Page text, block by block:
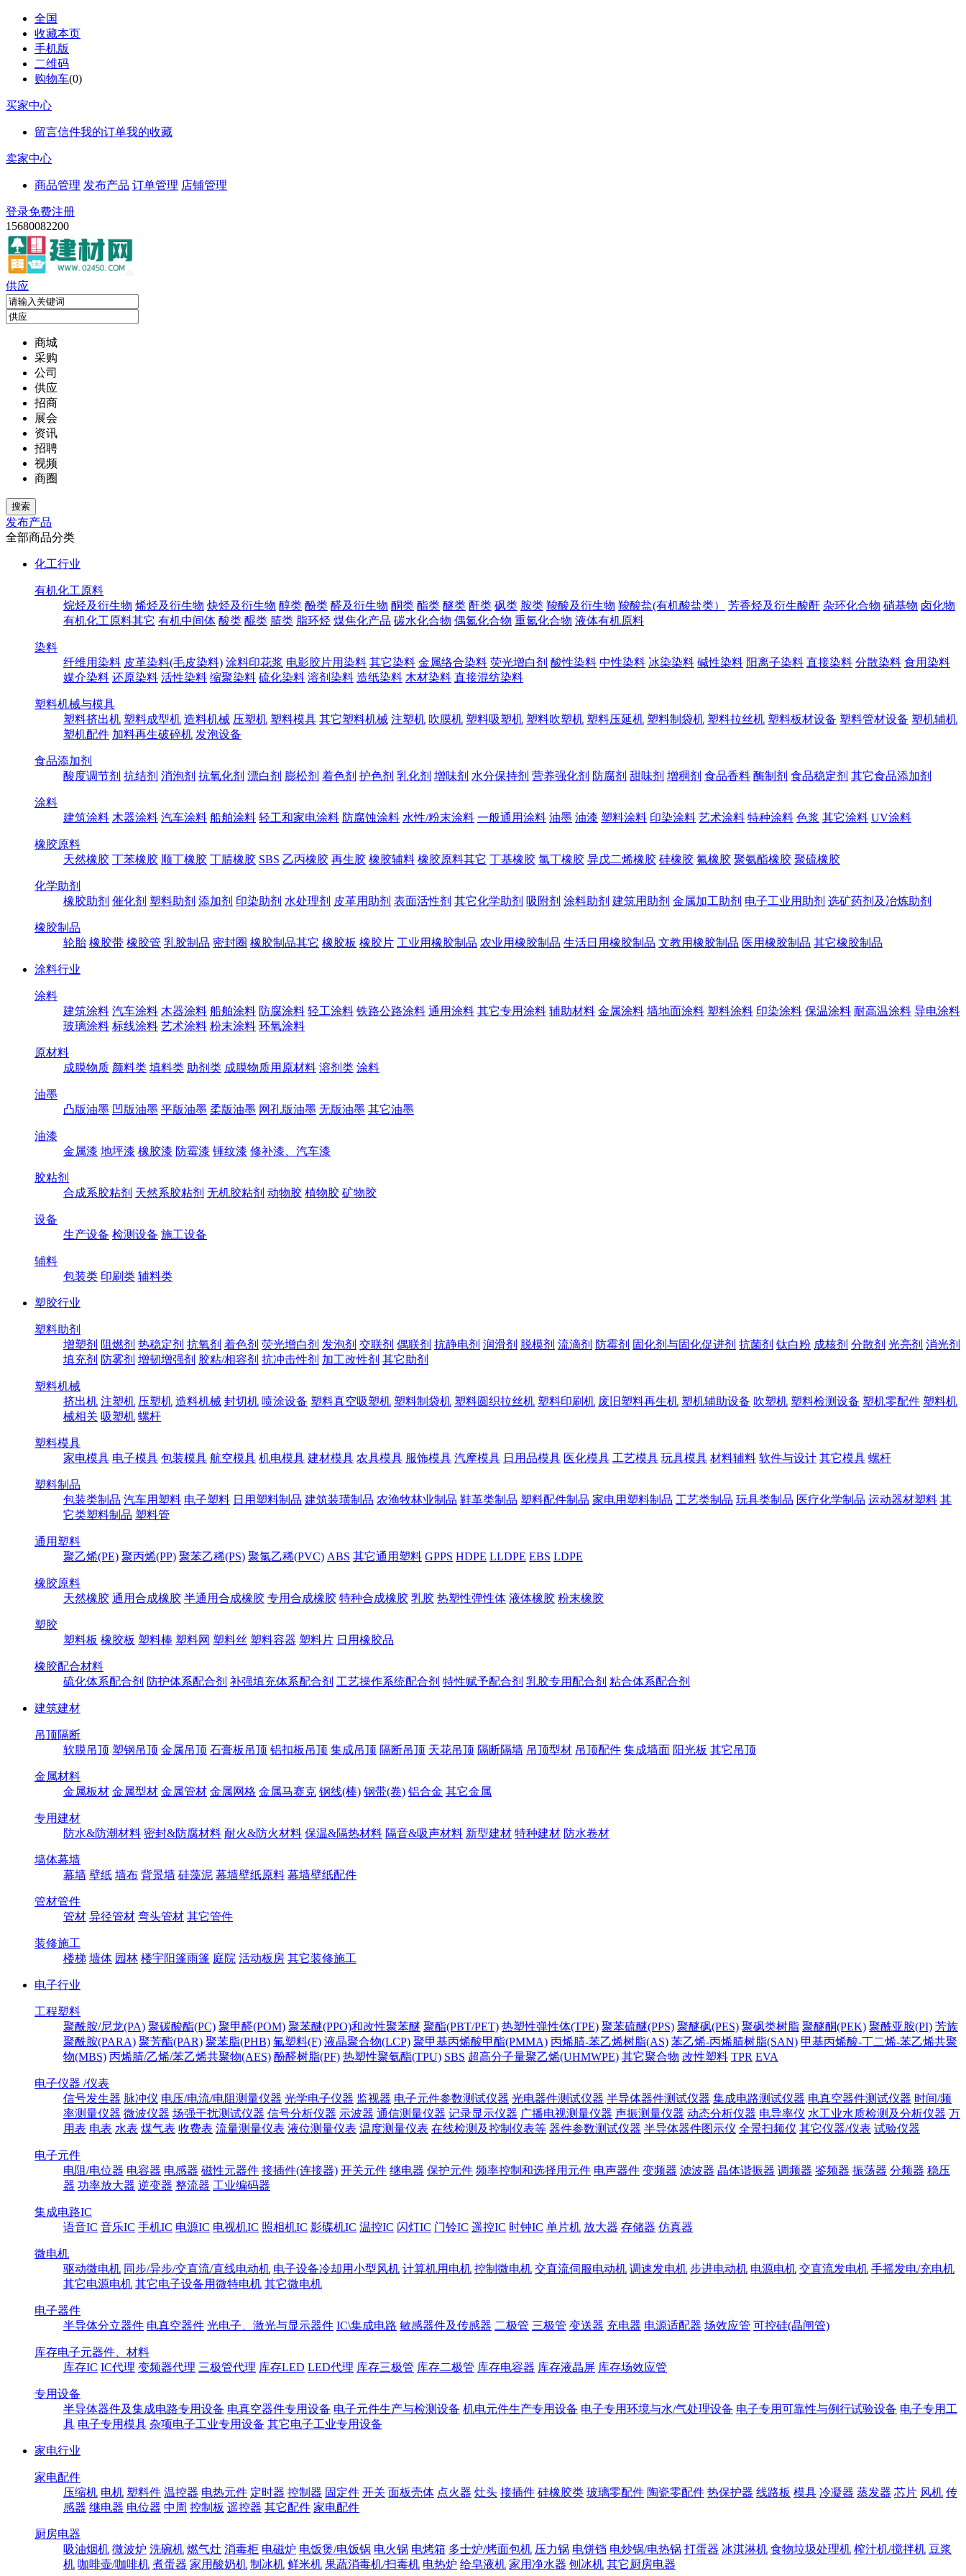
全国
收藏本页
手机版
二维码
购物车(0)
买家中心
留言信件我的订单我的收藏
卖家中心
商品管理 发布产品 订单管理 店铺管理
登录免费注册
15680082200
供应
商城
采购
公司
供应
招商
展会
资讯
招聘
视频
商圈
发布产品
全部商品分类
化工行业
有机化工原料
烷烃及衍生物 烯烃及衍生物 炔烃及衍生物 醇类 酚类 醛及衍生物 酮类 酯类 醚类 酐类 砜类 胺类 羧酸及衍生物 羧酸盐(有机酸盐类） 芳香烃及衍生酸酐 杂环化合物 硝基物 卤化物
有机化工原料其它 有机中间体 酸类 醌类 腈类 脂环烃 煤焦化产品 碳水化合物 偶氮化合物 重氮化合物 液体有机原料
染料
纤维用染料 皮革染料(毛皮染料) 涂料印花浆 电影胶片用染料 其它染料 金属络合染料 荧光增白剂 酸性染料 中性染料 冰染染料 碱性染料 阳离子染料 直接染料 分散染料 食用染料
媒介染料 还原染料 活性染料 缩聚染料 硫化染料 溶剂染料 造纸染料 木材染料 直接混纺染料
塑料机械与模具
塑料挤出机 塑料成型机 造料机械 压塑机 塑料模具 其它塑料机械 注塑机 吹膜机 塑料吸塑机 塑料吹塑机 塑料压延机 塑料制袋机 塑料拉丝机 塑料板材设备 塑料管材设备 塑机辅机
塑机配件 加料再生破碎机 发泡设备
食品添加剂
酸度调节剂 抗结剂 消泡剂 抗氧化剂 漂白剂 膨松剂 着色剂 护色剂 乳化剂 增味剂 水分保持剂 营养强化剂 防腐剂 甜味剂 增稠剂 食品香料 酶制剂 食品稳定剂 其它食品添加剂
涂料
建筑涂料 木器涂料 汽车涂料 船舶涂料 轻工和家电涂料 防腐蚀涂料 水性/粉末涂料 一般通用涂料 油墨 油漆 塑料涂料 印染涂料 艺术涂料 特种涂料 色浆 其它涂料 UV涂料
橡胶原料
天然橡胶 丁苯橡胶 顺丁橡胶 丁腈橡胶 SBS 乙丙橡胶 再生胶 橡胶辅料 橡胶原料其它 丁基橡胶 氯丁橡胶 异戊二烯橡胶 硅橡胶 氟橡胶 聚氨酯橡胶 聚硫橡胶
化学助剂
橡胶助剂 催化剂 塑料助剂 添加剂 印染助剂 水处理剂 皮革用助剂 表面活性剂 其它化学助剂 吸附剂 涂料助剂 建筑用助剂 金属加工助剂 电子工业用助剂 选矿药剂及冶炼助剂
橡胶制品
轮胎 橡胶带 橡胶管 乳胶制品 密封圈 橡胶制品其它 橡胶板 橡胶片 工业用橡胶制品 农业用橡胶制品 生活日用橡胶制品 文教用橡胶制品 医用橡胶制品 其它橡胶制品
涂料行业
涂料
建筑涂料 汽车涂料 木器涂料 船舶涂料 防腐涂料 轻工涂料 铁路公路涂料 通用涂料 其它专用涂料 辅助材料 金属涂料 墙地面涂料 塑料涂料 印染涂料 保温涂料 耐高温涂料 导电涂料
玻璃涂料 标线涂料 艺术涂料 粉末涂料 环氧涂料
原材料
成膜物质 颜料类 填料类 助剂类 成膜物质用原材料 溶剂类 涂料
油墨
凸版油墨 凹版油墨 平版油墨 柔版油墨 网孔版油墨 无版油墨 其它油墨
油漆
金属漆 地坪漆 橡胶漆 防霉漆 锤纹漆 修补漆、汽车漆
胶粘剂
合成系胶粘剂 天然系胶粘剂 无机胶粘剂 动物胶 植物胶 矿物胶
设备
生产设备 检测设备 施工设备
辅料
包装类 印刷类 辅料类
塑胶行业
塑料助剂
增塑剂 阻燃剂 热稳定剂 抗氧剂 着色剂 荧光增白剂 发泡剂 交联剂 偶联剂 抗静电剂 润滑剂 脱模剂 流滴剂 防霉剂 固化剂与固化促进剂 抗菌剂 钛白粉 成核剂 分散剂 光亮剂 消光剂
填充剂 防雾剂 增韧增强剂 胶粘/相容剂 抗冲击性剂 加工改性剂 其它助剂
塑料机械
挤出机 注塑机 压塑机 造料机械 封切机 喷涂设备 塑料真空吸塑机 塑料制袋机 塑料圆织拉丝机 塑料印刷机 废旧塑料再生机 塑机辅助设备 吹塑机 塑料检测设备 塑机零配件 塑料机
械相关 吸塑机 螺杆
塑料模具
家电模具 电子模具 包装模具 航空模具 机电模具 建材模具 农具模具 服饰模具 汽摩模具 日用品模具 医化模具 工艺模具 玩具模具 材料辅料 软件与设计 其它模具 螺杆
塑料制品
包装类制品 汽车用塑料 电子塑料 日用塑料制品 建筑装璜制品 农渔牧林业制品 鞋革类制品 塑料配件制品 家电用塑料制品 工艺类制品 玩具类制品 医疗化学制品 运动器材塑料 其
它类塑料制品 塑料管
通用塑料
聚乙烯(PE) 聚丙烯(PP) 聚苯乙稀(PS) 聚氯乙稀(PVC) ABS 其它通用塑料 GPPS HDPE LLDPE EBS LDPE
橡胶原料
天然橡胶 通用合成橡胶 半通用合成橡胶 专用合成橡胶 特种合成橡胶 乳胶 热塑性弹性体 液体橡胶 粉末橡胶
塑胶
塑料板 橡胶板 塑料棒 塑料网 塑料丝 塑料容器 塑料片 日用橡胶品
橡胶配合材料
硫化体系配合剂 防护体系配合剂 补强填充体系配合剂 工艺操作系统配合剂 特性赋予配合剂 乳胶专用配合剂 粘合体系配合剂
建筑建材
吊顶隔断
软膜吊顶 塑钢吊顶 金属吊顶 石膏板吊顶 铝扣板吊顶 集成吊顶 隔断吊顶 天花吊顶 隔断隔墙 吊顶型材 吊顶配件 集成墙面 阳光板 其它吊顶
金属材料
金属板材 金属型材 金属管材 金属网格 金属马赛克 钢线(棒) 钢带(卷) 铝合金 其它金属
专用建材
防水&防潮材料 密封&防腐材料 耐火&防火材料 保温&隔热材料 隔音&吸声材料 新型建材 特种建材 防水卷材
墙体幕墙
幕墙 壁纸 墙布 背景墙 硅藻泥 幕墙壁纸原料 幕墙壁纸配件
管材管件
管材 异径管材 弯头管材 其它管件
装修施工
楼梯 墙体 园林 楼宇阳篷雨篷 庭院 活动板房 其它装修施工
电子行业
工程塑料
聚酰胺/尼龙(PA) 聚碳酸酯(PC) 聚甲醛(POM) 聚苯醚(PPO)和改性聚苯醚 聚酯(PBT/PET) 热塑性弹性体(TPE) 聚苯硫醚(PPS) 聚醚砜(PES) 聚砜类树脂 聚醚酮(PEK) 聚酰亚胺(PI) 芳族
聚酰胺(PARA) 聚芳酯(PAR) 聚苯脂(PHB) 氟塑料(F) 液晶聚合物(LCP) 聚甲基丙烯酸甲酯(PMMA) 丙烯腈-苯乙烯树脂(AS) 苯乙烯-丙烯腈树脂(SAN) 甲基丙烯酸-丁二烯-苯乙烯共聚
物(MBS) 丙烯腈/乙烯/苯乙烯共聚物(AES) 酚醛树脂(PF) 热塑性聚氨酯(TPU) SBS 超高分子量聚乙烯(UHMWPE) 其它聚合物 改性塑料 TPR EVA
电子仪器 /仪表
信号发生器 脉冲仪 电压/电流/电阻测量仪器 光学电子仪器 监视器 电子元件参数测试仪器 光电器件测试仪器 半导体器件测试仪器 集成电路测试仪器 电真空器件测试仪器 时间/频
率测量仪器 微波仪器 场强干扰测试仪器 信号分析仪器 示波器 通信测量仪器 记录显示仪器 广播电视测量仪器 声振测量仪器 动态分析仪器 电导率仪 水工业水质检测及分析仪器 万
用表 电表 水表 煤气表 收费表 流量测量仪表 液位测量仪表 温度测量仪表 在线检测及控制仪表等 器件参数测试仪器 半导体器件图示仪 全景扫频仪 其它仪器/仪表 试验仪器
电子元件
电阻/电位器 电容器 电感器 磁性元器件 接插件(连接器) 开关元件 继电器 保护元件 频率控制和选择用元件 电声器件 变频器 滤波器 晶体谐振器 调频器 鉴频器 振荡器 分频器 稳压
器 功率放大器 逆变器 整流器 工业编码器
集成电路IC
语音IC 音乐IC 手机IC 电源IC 电视机IC 照相机IC 影碟机IC 温控IC 闪灯IC 门铃IC 遥控IC 时钟IC 单片机 放大器 存储器 仿真器
微电机
驱动微电机 同步/异步/交直流/直线电动机 电子设备冷却用小型风机 计算机用电机 控制微电机 交直流伺服电动机 调速发电机 步进电动机 电源电机 交直流发电机 手摇发电/充电机
其它电源电机 其它电子设备用微特电机 其它微电机
电子器件
半导体分立器件 电真空器件 光电子、激光与显示器件 IC\集成电路 敏感器件及传感器 二极管 三极管 变送器 充电器 电源适配器 场效应管 可控硅(晶闸管)
库存电子元器件、材料
库存IC IC代理 变频器代理 三极管代理 库存LED LED代理 库存三极管 库存二极管 库存电容器 库存液晶屏 库存场效应管
专用设备
半导体器件及集成电路专用设备 电真空器件专用设备 电子元件生产与检测设备 机电元件生产专用设备 电子专用环境与水/气处理设备 电子专用可靠性与例行试验设备 电子专用工
具 电子专用模具 杂项电子工业专用设备 其它电子工业专用设备
家电行业
家电配件
压缩机 电机 塑料件 温控器 电热元件 定时器 控制器 固定件 开关 面板壳体 点火器 灶头 接插件 硅橡胶类 玻璃零配件 陶瓷零配件 热保护器 线路板 模具 冷凝器 蒸发器 芯片 风机 传
感器 继电器 电位器 中周 控制板 遥控器 其它配件 家电配件
厨房电器
吸油烟机 微波炉 洗碗机 燃气灶 消毒柜 电磁炉 电饭煲/电饭锅 电火锅 电烤箱 多士炉/烤面包机 压力锅 电饼铛 电炒锅/电热锅 打蛋器 冰淇淋机 食物垃圾处理机 榨汁机/搅拌机 豆浆
机 咖啡壶/咖啡机 煮蛋器 家用酸奶机 制冰机 鲜米机 果蔬消毒机/扫毒机 电热炉 给皂液机 家用净水器 刨冰机 其它厨房电器